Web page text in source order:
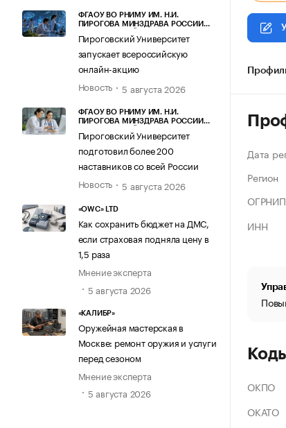
ФГАОУ ВО РНИМУ ИМ. Н.И.
ПИРОГОВА МИНЗДРАВА РОССИИ
Пироговский Университет
запускает всероссийскую
онлайн-акцию
Новость
5 августа 2026
ФГАОУ ВО РНИМУ ИМ. Н.И.
ПИРОГОВА МИНЗДРАВА РОССИИ
Пироговский Университет
подготовил более 200
наставников со всей России
Новость
5 августа 2026
«OWC» LTD
Как сохранить бюджет на ДМС,
если страховая подняла цену в
1,5 раза
Мнение эксперта
5 августа 2026
«КАЛИБР»
Оружейная мастерская в
Москве: ремонт оружия и услуги
перед сезоном
Мнение эксперта
5 августа 2026
Дата
Регион
ОГРНИП
ИНН
ОКПО
ОКАТО